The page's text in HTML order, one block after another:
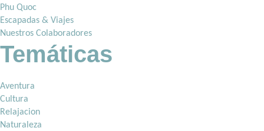
Phu Quoc
Escapadas & Viajes
Nuestros Colaboradores
Temáticas
Aventura
Cultura
Relajacion
Naturaleza